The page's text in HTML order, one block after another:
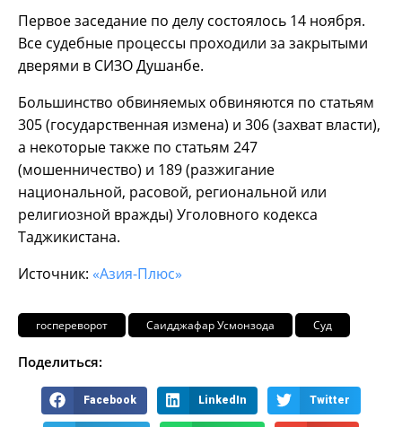
Первое заседание по делу состоялось 14 ноября.
Все судебные процессы проходили за закрытыми
дверями в СИЗО Душанбе.
Большинство обвиняемых обвиняются по статьям
305 (государственная измена) и 306 (захват власти),
а некоторые также по статьям 247
(мошенничество) и 189 (разжигание
национальной, расовой, региональной или
религиозной вражды) Уголовного кодекса
Таджикистана.
Источник: «Азия-Плюс»
госпереворот Саидджафар Усмонзода Суд
Поделиться:
Facebook LinkedIn Twitter